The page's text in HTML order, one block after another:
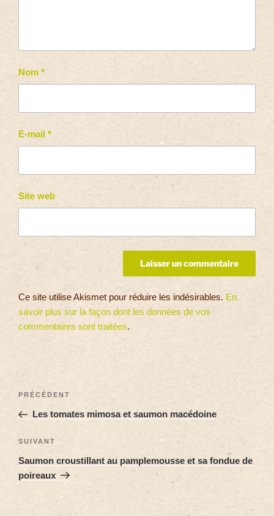
Nom *
E-mail *
Site web
Ce site utilise Akismet pour réduire les indésirables. En
savoir plus sur la façon dont les données de vos
commentaires sont traitées.
PRÉCÉDENT
Les tomates mimosa et saumon macédoine
SUIVANT
Saumon croustillant au pamplemousse et sa fondue de
poireaux